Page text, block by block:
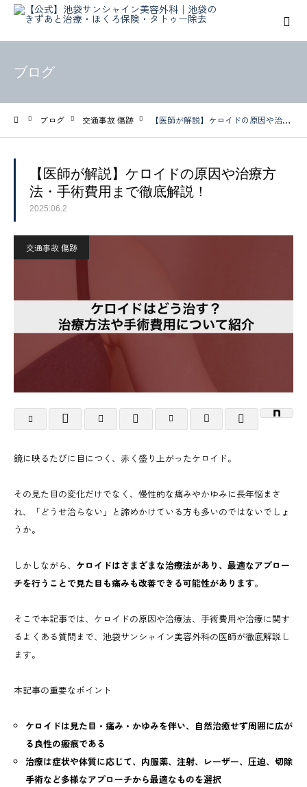
ブログ
ブログ 交通事故 傷跡 【医師が解説】ケロイドの原因や治療方法・手術費用まで徹底解説！
【医師が解説】ケロイドの原因や治療方
法・手術費用まで徹底解説！
2025.06.2
交通事故 傷跡
鏡に映るたびに目につく、赤く盛り上がったケロイド。
その見た目の変化だけでなく、慢性的な痛みやかゆみに長年悩まさ
れ、「どうせ治らない」と諦めかけている方も多いのではないでしょ
うか。
しかしながら、 ケロイドはさまざまな治療法があり、最適なアプロー
チを行うことで見た目も痛みも改善できる可能性があります。
そこで本記事では、ケロイドの原因や治療法、手術費用や治療に関す
るよくある質問まで、池袋サンシャイン美容外科の医師が徹底解説し
ます。
本記事の重要なポイント
ケロイドは見た目・痛み・かゆみを伴い、自然治癒せず周囲に広が
る良性の瘢痕である
治療は症状や体質に応じて、内服薬、注射、レーザー、圧迫、切除
手術など多様なアプローチから最適なものを選択